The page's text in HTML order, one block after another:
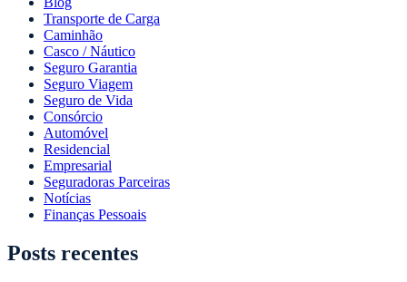
Transporte de Carga
Caminhão
Casco / Náutico
Seguro Garantia
Seguro Viagem
Seguro de Vida
Consórcio
Automóvel
Residencial
Empresarial
Seguradoras Parceiras
Notícias
Finanças Pessoais
Posts recentes